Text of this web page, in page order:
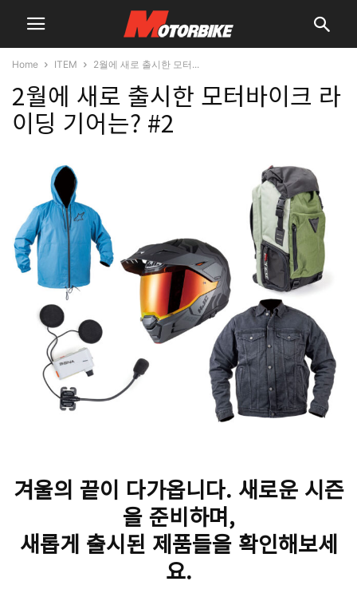
Home ITEM 2월에 새로 출시한 모터...
2월에 새로 출시한 모터바이크 라
이딩 기어는? #2
겨울의 끝이 다가옵니다. 새로운 시즌
을 준비하며,
새롭게 출시된 제품들을 확인해보세
요.